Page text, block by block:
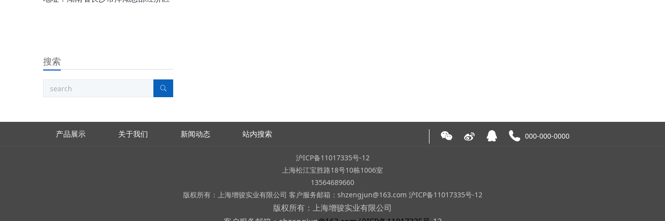
搜索
产品展示 关于我们 新闻动态 站内搜索 000-000-0000
沪ICP备11017335号-12
上海松江宝胜路18号10栋1006室
13564689660
版权所有：上海增骏实业有限公司 客户服务邮箱：shzengjun@163.com 沪ICP备11017335号-12
版权所有：上海增骏实业有限公司